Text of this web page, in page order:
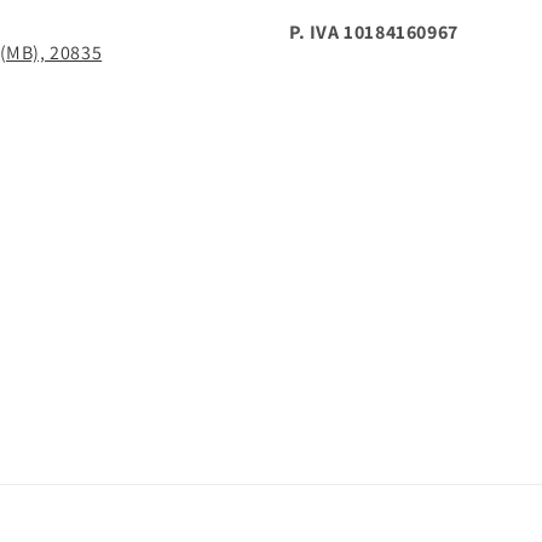
20835
P. IVA 10184160967